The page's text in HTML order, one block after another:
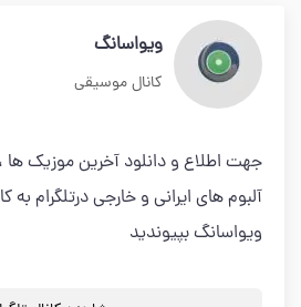
ویواسانگ
کانال موسیقی
جهت اطلاع و دانلود آخرین موزیک ها
آلبوم های ایرانی و خارجی درتلگرام به
ویواسانگ بپیوندید